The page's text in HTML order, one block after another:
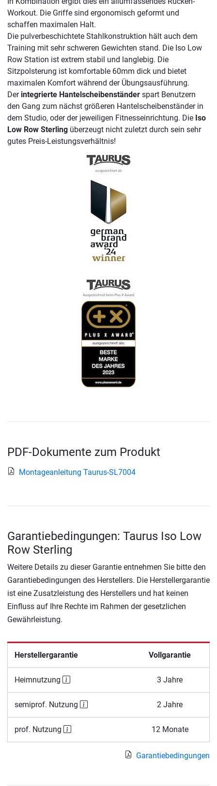
Workout. Die Griffe sind ergonomisch geformt und
schaffen maximalen Halt.
Die pulverbeschichtete Stahlkonstruktion hält auch dem
Training mit sehr schweren Gewichten stand. Die Iso Low
Row Station ist extrem stabil und langlebig. Die
Sitzpolsterung ist komfortable 60mm dick und bietet
maximalen Komfort während der Übungsausführung.
Der integrierte Hantelscheibenständer spart Benutzern
den Gang zum nächst größeren Hantelscheibenständer in
dem Studio, oder der jeweiligen Fitnesseinrichtung. Die Iso
Low Row Sterling überzeugt nicht zuletzt durch sein sehr
gutes Preis-Leistungsverhältnis!
PDF-Dokumente zum Produkt
Montageanleitung Taurus-SL7004
Garantiebedingungen: Taurus Iso Low
Row Sterling
Weitere Details zu dieser Garantie entnehmen Sie bitte den
Garantiebedingungen des Herstellers. Die Herstellergarantie
ist eine Zusatzleistung des Herstellers und hat keinen
Einfluss auf Ihre Rechte im Rahmen der gesetzlichen
Gewährleistung.
Herstellergarantie Vollgarantie
Heimnutzung 3 Jahre
semiprof. Nutzung 2 Jahre
prof. Nutzung 12 Monate
Garantiebedingungen